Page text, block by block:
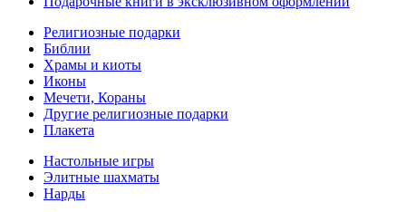
Религиозные подарки
Библии
Храмы и киоты
Иконы
Мечети, Кораны
Другие религиозные подарки
Плакета
Настольные игры
Элитные шахматы
Нарды